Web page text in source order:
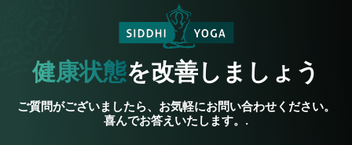
健康状態を改善しましょう
ご質問がございましたら、お気軽にお問い合わせください。
喜んでお答えいたします。.